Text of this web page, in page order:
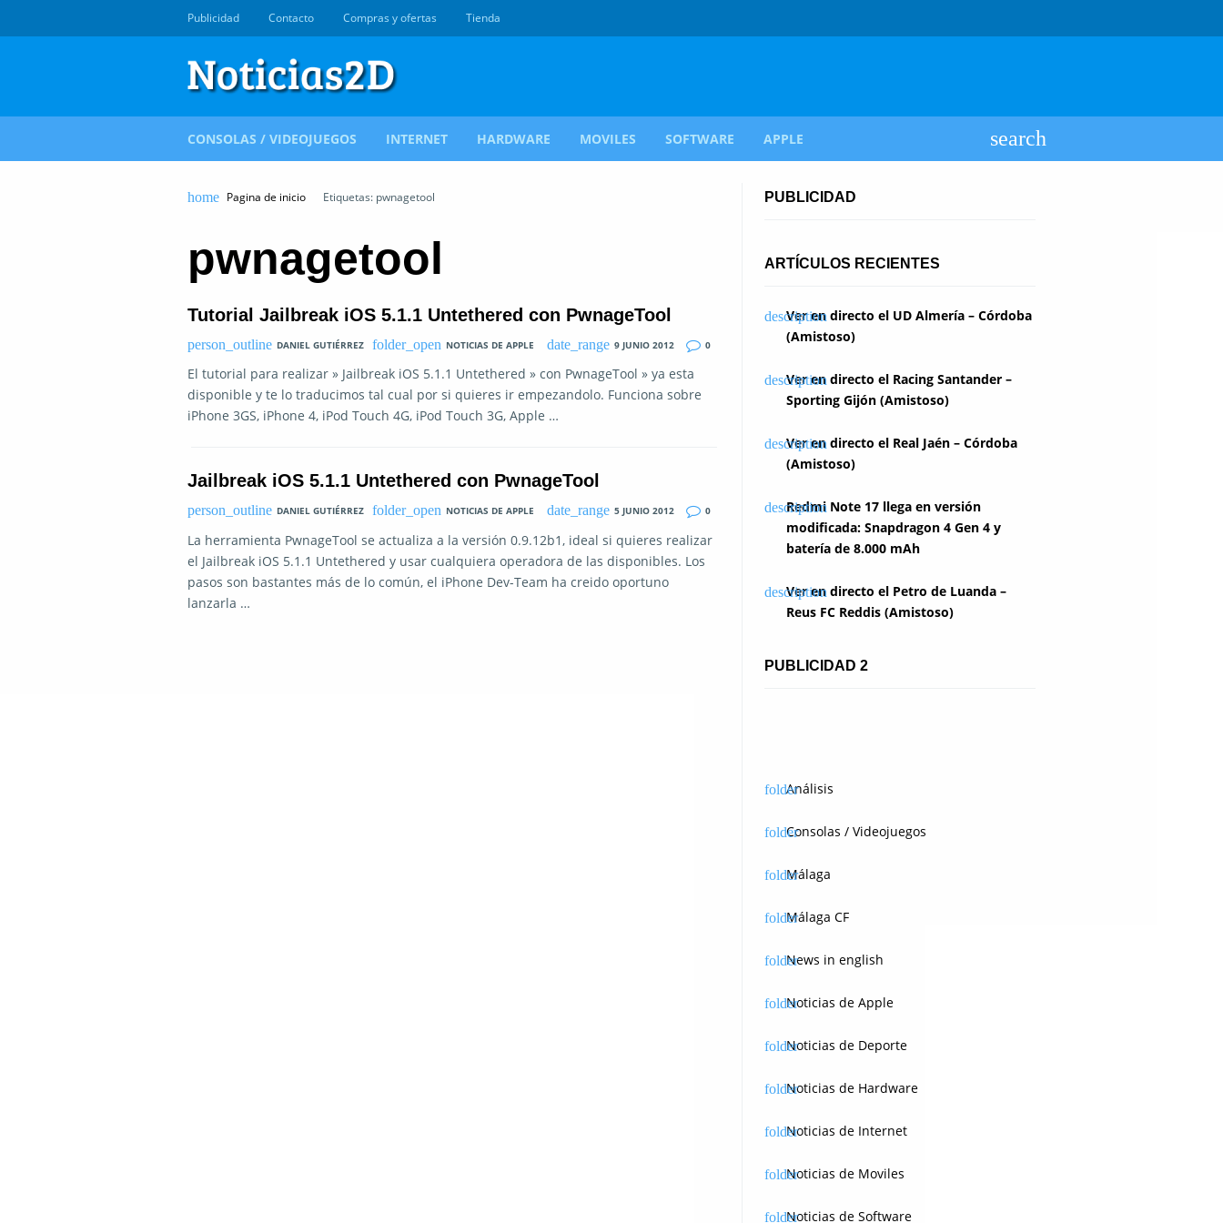
Publicidad Contacto Compras y ofertas Tienda
CONSOLAS / VIDEOJUEGOS INTERNET HARDWARE MOVILES SOFTWARE APPLE
Pagina de inicio Etiquetas: pwnagetool
pwnagetool
Tutorial Jailbreak iOS 5.1.1 Untethered con PwnageTool
DANIEL GUTIÉRREZ NOTICIAS DE APPLE 9 JUNIO 2012 0
El tutorial para realizar » Jailbreak iOS 5.1.1 Untethered » con PwnageTool » ya esta
disponible y te lo traducimos tal cual por si quieres ir empezandolo. Funciona sobre
iPhone 3GS, iPhone 4, iPod Touch 4G, iPod Touch 3G, Apple …
Jailbreak iOS 5.1.1 Untethered con PwnageTool
DANIEL GUTIÉRREZ NOTICIAS DE APPLE 5 JUNIO 2012 0
La herramienta PwnageTool se actualiza a la versión 0.9.12b1, ideal si quieres realizar
el Jailbreak iOS 5.1.1 Untethered y usar cualquiera operadora de las disponibles. Los
pasos son bastantes más de lo común, el iPhone Dev-Team ha creido oportuno
lanzarla …
PUBLICIDAD
ARTÍCULOS RECIENTES
Ver en directo el UD Almería – Córdoba
(Amistoso)
Ver en directo el Racing Santander –
Sporting Gijón (Amistoso)
Ver en directo el Real Jaén – Córdoba
(Amistoso)
Redmi Note 17 llega en versión
modificada: Snapdragon 4 Gen 4 y
batería de 8.000 mAh
Ver en directo el Petro de Luanda –
Reus FC Reddis (Amistoso)
PUBLICIDAD 2
Análisis
Consolas / Videojuegos
Málaga
Málaga CF
News in english
Noticias de Apple
Noticias de Deporte
Noticias de Hardware
Noticias de Internet
Noticias de Moviles
Noticias de Software